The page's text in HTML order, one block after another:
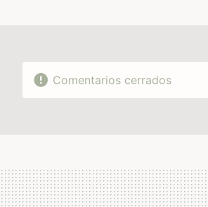
Comentarios cerrados